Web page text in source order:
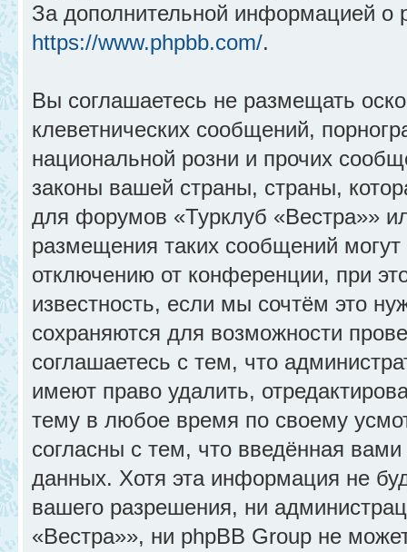
За дополнительной информацией о
https://www.phpbb.com/.
Вы соглашаетесь не размещать
клеветнических сообщений,
национальной розни и прочих
законы вашей страны, страны,
для форумов «Турклуб «Вестра»»
размещения таких сообщений
отключению от конференции, при
известность, если мы сочтём это
сохраняются для возможности
соглашаетесь с тем, что
имеют право удалить,
тему в любое время по своему
согласны с тем, что введённая
данных. Хотя эта информация не
вашего разрешения, ни
«Вестра»», ни phpBB Group не